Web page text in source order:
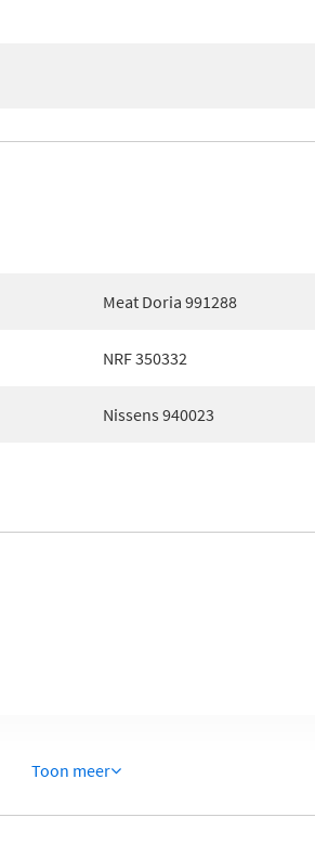
Meat Doria 991288
NRF 350332
Nissens 940023
Toon meer